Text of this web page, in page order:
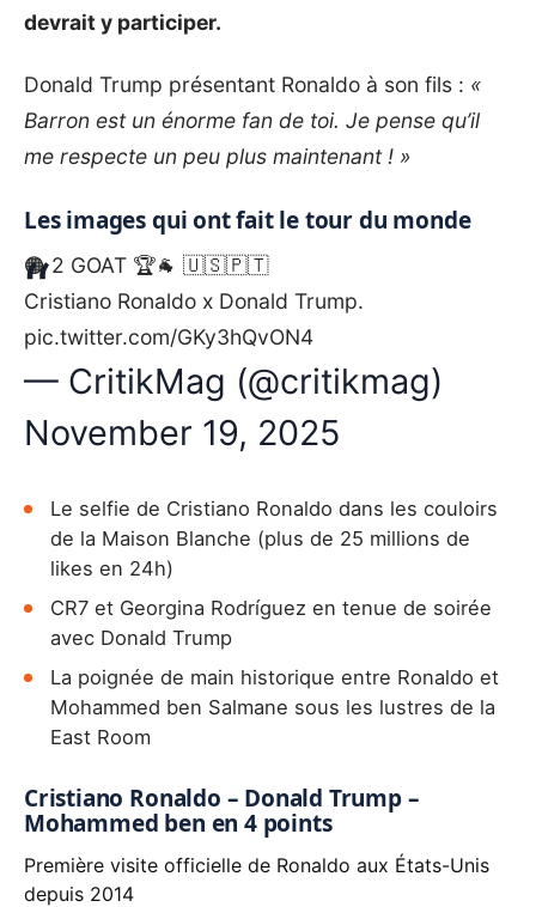
devrait y participer.
Donald Trump présentant Ronaldo à son fils : «
Barron est un énorme fan de toi. Je pense qu’il
me respecte un peu plus maintenant ! »
Les images qui ont fait le tour du monde
🟠 2 GOAT 🏆🐐 🇺🇸🇵🇹
Cristiano Ronaldo x Donald Trump.
pic.twitter.com/GKy3hQvON4
— CritikMag (@critikmag)
November 19, 2025
Le selfie de Cristiano Ronaldo dans les couloirs
de la Maison Blanche (plus de 25 millions de
likes en 24h)
CR7 et Georgina Rodríguez en tenue de soirée
avec Donald Trump
La poignée de main historique entre Ronaldo et
Mohammed ben Salmane sous les lustres de la
East Room
Cristiano Ronaldo – Donald Trump –
Mohammed ben en 4 points
Première visite officielle de Ronaldo aux États-Unis
depuis 2014